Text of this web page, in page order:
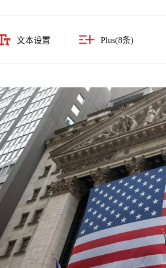
文本设置 Plus(8条)